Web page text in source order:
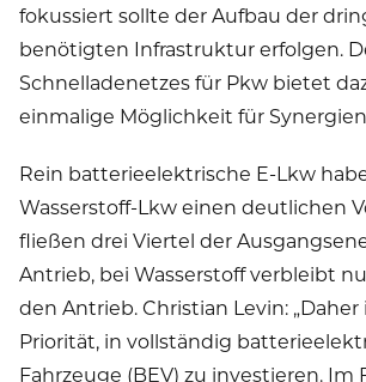
fokussiert sollte der Aufbau der
benötigten Infrastruktur erfolgen.
Schnelladenetzes für Pkw bietet
einmalige Möglichkeit für
Rein batterieelektrische E-Lkw
Wasserstoff-Lkw einen deutlichen
fließen drei Viertel der
Antrieb, bei Wasserstoff verbleibt
den Antrieb. Christian Levin: „Daher
Priorität, in vollständig
Fahrzeuge (BEV) zu investieren. Im